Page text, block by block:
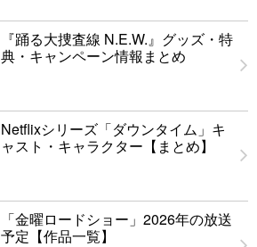
『踊る大捜査線 N.E.W.』グッズ・特
典・キャンペーン情報まとめ
Netflixシリーズ「ダウンタイム」キ
ャスト・キャラクター【まとめ】
「金曜ロードショー」2026年の放送
予定【作品一覧】